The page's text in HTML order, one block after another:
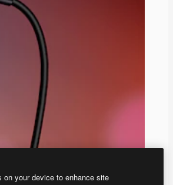
on your device to enhance site